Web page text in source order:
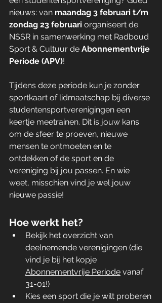
nieuws: van maandag 3 februari t/m
zondag 23 februari organiseert de
NSSR in samenwerking met Radboud
Sport & Cultuur de Abonnementvrije
Periode (APV)!
Tijdens deze periode kun je zonder
sportkaart of lidmaatschap bij diverse
studentensportverenigingen een
keertje meetrainen. Dit is jouw kans
om de sfeer te proeven, nieuwe
mensen te ontmoeten en te
ontdekken of de sport en de
vereniging bij jou passen. En wie
weet, misschien vind je wel jouw
nieuwe passie!
Hoe werkt het?
Bekijk het overzicht van
deelnemende verenigingen (die
vind je bij het kopje
Abonnementvrije Periode vanaf
31-01!)
Kies een sport die je wilt proberen